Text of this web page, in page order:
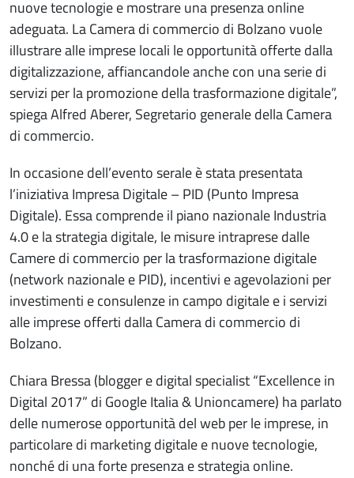
nuove tecnologie e mostrare una presenza online
adeguata. La Camera di commercio di Bolzano vuole
illustrare alle imprese locali le opportunità offerte dalla
digitalizzazione, affiancandole anche con una serie di
servizi per la promozione della trasformazione digitale”,
spiega Alfred Aberer, Segretario generale della Camera
di commercio.
In occasione dell’evento serale è stata presentata
l’iniziativa Impresa Digitale – PID (Punto Impresa
Digitale). Essa comprende il piano nazionale Industria
4.0 e la strategia digitale, le misure intraprese dalle
Camere di commercio per la trasformazione digitale
(network nazionale e PID), incentivi e agevolazioni per
investimenti e consulenze in campo digitale e i servizi
alle imprese offerti dalla Camera di commercio di
Bolzano.
Chiara Bressa (blogger e digital specialist “Excellence in
Digital 2017” di Google Italia & Unioncamere) ha parlato
delle numerose opportunità del web per le imprese, in
particolare di marketing digitale e nuove tecnologie,
nonché di una forte presenza e strategia online.